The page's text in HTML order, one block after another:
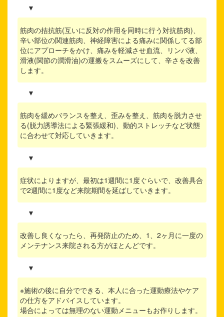
▼
筋肉の拮抗筋(互いに反対の作用を同時に行う対抗筋肉)、
辛い部位の関連筋肉、神経障害による痛みに関係してる部
位にアプローチをかけ、痛みを軽減させ血流、リンパ液、
滑液(関節の潤滑油)の運搬をスムーズにして、辛さを改善
します。
▼
筋肉を緩めバランスを整え、歪みを整え、筋肉を脱力させ
る(脱力誘導法による緊張緩和)、動的ストレッチなど状態
に合わせて対応していきます。
▼
症状によりますが、最初は1週間に1度ぐらいで、改善具合
で2週間に1度など来院期間を延ばしていきます。
▼
改善し良くなったら、再発防止のため、1、2ヶ月に一度の
メンテナンス来院される方がほとんどです。
▼
※施術の後に自分でできる、本人に合った運動療法やケア
の仕方をアドバイスしています。
場合によっては無理のない運動メニューもお作りします。